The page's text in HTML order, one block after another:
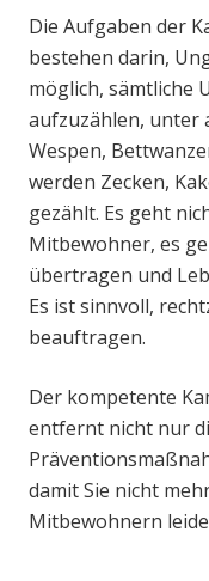
Die Aufgaben der
bestehen darin,
möglich, sämtliche
aufzuzählen, unter
Wespen,
werden Zecken,
gezählt. Es geht
Mitbewohner, es
übertragen und
Es ist sinnvoll,
beauftragen.
Der kompetente
entfernt nicht nur
damit Sie nicht
Mitbewohnern